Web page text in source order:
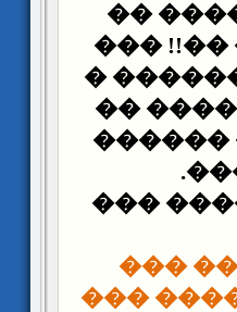
����
��� ��
�����
������
�� ���
��
�� �����
��
�����